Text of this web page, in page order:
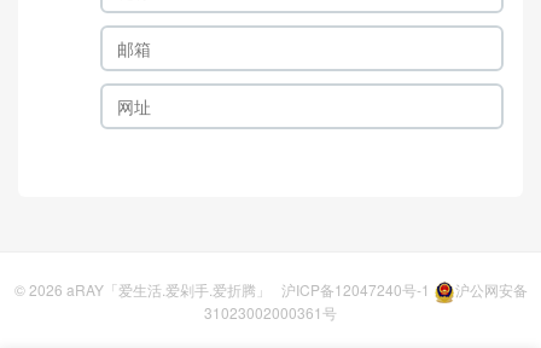
© 2026 aRAY「爱生活.爱剁手.爱折腾」 沪ICP备12047240号-1
沪公网安备
31023002000361号